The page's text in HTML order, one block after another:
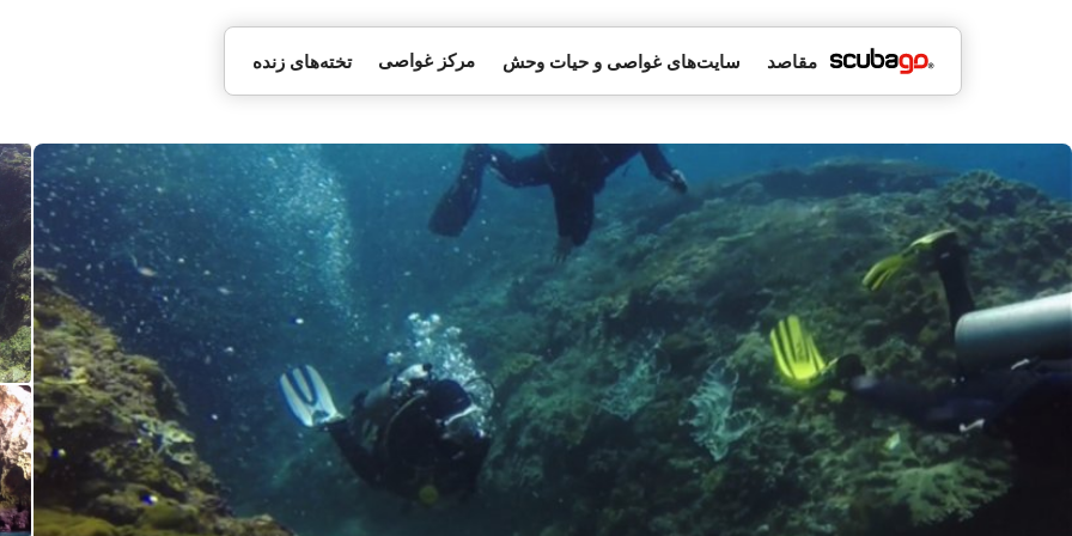
مقاصد سایت‌های غواصی و حیات وحش مرکز غواصی تخته‌های زنده